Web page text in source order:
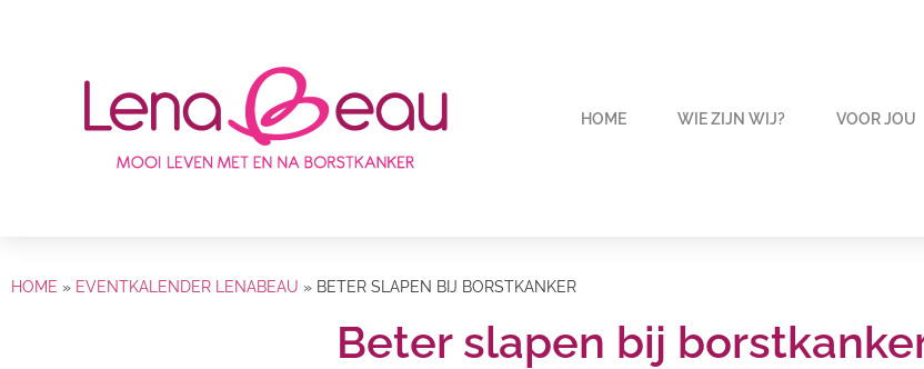
HOME WIE ZIJN WIJ? VOOR JOU
HOME » EVENTKALENDER LENABEAU » BETER SLAPEN BIJ BORSTKANKER
Beter slapen bij